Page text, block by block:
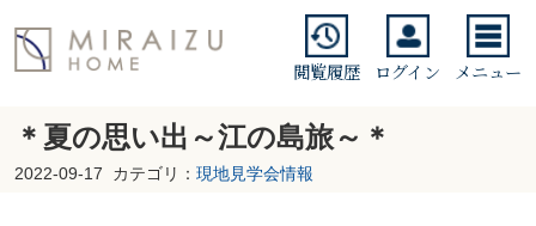
閲覧履歴 ログイン メニュー
＊夏の思い出～江の島旅～＊
2022-09-17 カテゴリ： 現地見学会情報